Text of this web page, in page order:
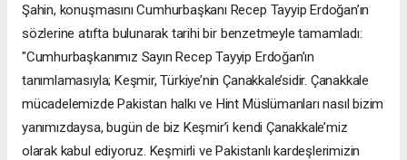
Şahin, konuşmasını Cumhurbaşkanı Recep Tayyip Erdoğan’ın
sözlerine atıfta bulunarak tarihi bir benzetmeyle tamamladı:
"Cumhurbaşkanımız Sayın Recep Tayyip Erdoğan’ın
tanımlamasıyla; Keşmir, Türkiye’nin Çanakkale’sidir. Çanakkale
mücadelemizde Pakistan halkı ve Hint Müslümanları nasıl bizim
yanımızdaysa, bugün de biz Keşmir’i kendi Çanakkale’miz
olarak kabul ediyoruz. Keşmirli ve Pakistanlı kardeşlerimizin